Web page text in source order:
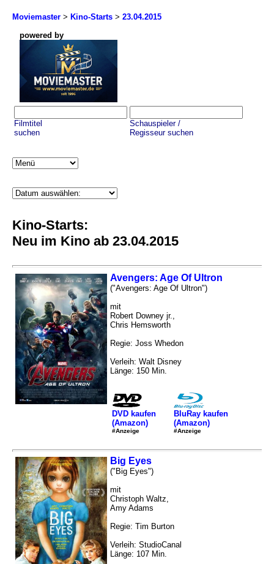
Moviemaster > Kino-Starts > 23.04.2015
powered by
Filmtitel
suchen
Schauspieler /
Regisseur suchen
Kino-Starts:
Neu im Kino ab 23.04.2015
Avengers: Age Of Ultron
("Avengers: Age Of Ultron")
mit
Robert Downey jr.,
Chris Hemsworth
Regie: Joss Whedon
Verleih: Walt Disney
Länge: 150 Min.
DVD kaufen
(Amazon)
#Anzeige
BluRay kaufen
(Amazon)
#Anzeige
Big Eyes
("Big Eyes")
mit
Christoph Waltz,
Amy Adams
Regie: Tim Burton
Verleih: StudioCanal
Länge: 107 Min.